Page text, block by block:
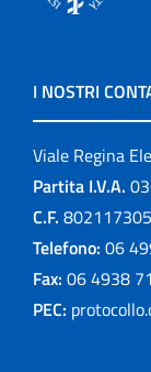
I NOSTRI
Viale Regina
Partita I.V.A.
C.F.
Telefono: 06
Fax: 06 4938
PEC: